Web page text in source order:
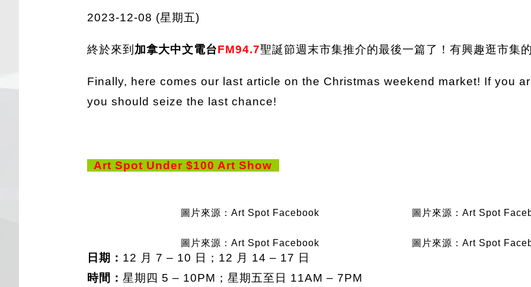
2023-12-08 (星期五)
終於來到 加拿大中文電台FM94.7聖誕節週末市集推介的最後一篇了！有興趣逛市集
Finally, here comes our last article on the Christmas weekend market! If you
you should seize the last chance!
Art Spot Under $100 Art Show
圖片來源：Art Spot Facebook 圖片來源：Art Spot
圖片來源：Art Spot Facebook 圖片來源：Art Spot
日期： 12 月 7 – 10 日；12 月 14 – 17 日
時間： 星期四 5 – 10PM；星期五至日 11AM – 7PM